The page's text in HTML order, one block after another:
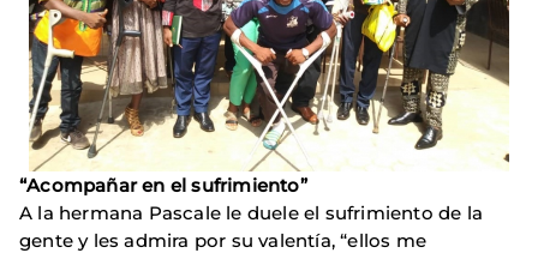
“Acompañar en el sufrimiento”
A la hermana Pascale le duele el sufrimiento de la
gente y les admira por su valentía, “ellos me